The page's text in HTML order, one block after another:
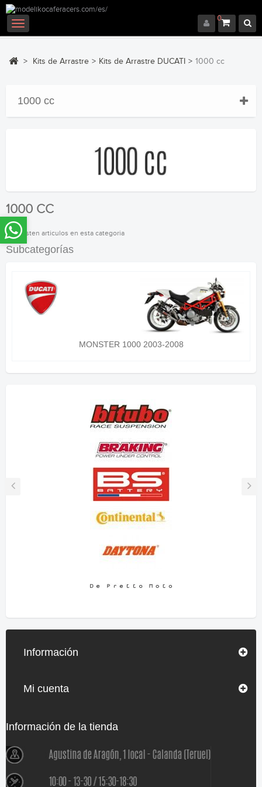
0
Navegación
Toggle
> Kits de Arrastre > Kits de Arrastre DUCATI > 1000 cc
1000 cc
1000 CC
No existen articulos en esta categoria
Subcategorías
MONSTER 1000 2003-2008
Información
Mi cuenta
Información de la tienda